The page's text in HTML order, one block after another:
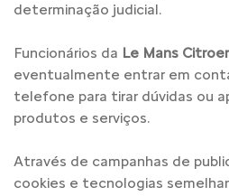
determinação judicial.
Funcionários da Le Mans
eventualmente entrar em
telefone para tirar dúvidas ou
produtos e serviços.
Através de campanhas de
cookies e tecnologias